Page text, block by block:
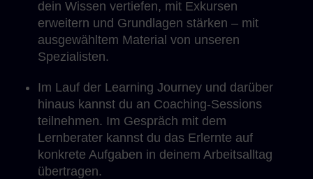
dein Wissen vertiefen, mit Exkursen
erweitern und Grundlagen stärken – mit
ausgewähltem Material von unseren
Spezialisten.
Im Lauf der Learning Journey und darüber
hinaus kannst du an Coaching-Sessions
teilnehmen. Im Gespräch mit dem
Lernberater kannst du das Erlernte auf
konkrete Aufgaben in deinem Arbeitsalltag
übertragen.